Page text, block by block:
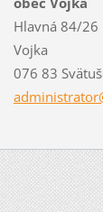
Hlavná 84/26
Vojka
076 83
administ